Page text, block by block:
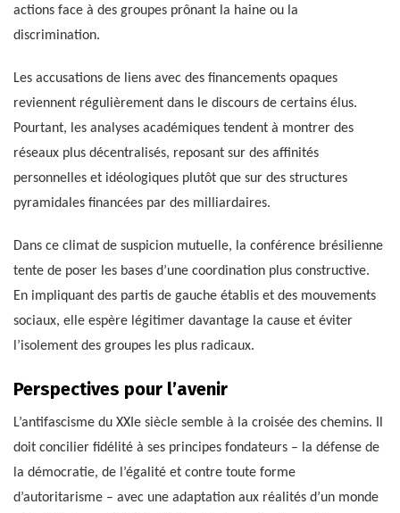
actions face à des groupes prônant la haine ou la
discrimination.
Les accusations de liens avec des financements opaques
reviennent régulièrement dans le discours de certains élus.
Pourtant, les analyses académiques tendent à montrer des
réseaux plus décentralisés, reposant sur des affinités
personnelles et idéologiques plutôt que sur des structures
pyramidales financées par des milliardaires.
Dans ce climat de suspicion mutuelle, la conférence brésilienne
tente de poser les bases d’une coordination plus constructive.
En impliquant des partis de gauche établis et des mouvements
sociaux, elle espère légitimer davantage la cause et éviter
l’isolement des groupes les plus radicaux.
Perspectives pour l’avenir
L’antifascisme du XXIe siècle semble à la croisée des chemins. Il
doit concilier fidélité à ses principes fondateurs – la défense de
la démocratie, de l’égalité et contre toute forme
d’autoritarisme – avec une adaptation aux réalités d’un monde